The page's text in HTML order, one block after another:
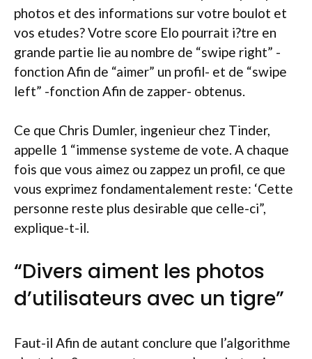
photos et des informations sur votre boulot et
vos etudes? Votre score Elo pourrait i?tre en
grande partie lie au nombre de “swipe right” -
fonction Afin de “aimer” un profil- et de “swipe
left” -fonction Afin de zapper- obtenus.
Ce que Chris Dumler, ingenieur chez Tinder,
appelle 1 “immense systeme de vote. A chaque
fois que vous aimez ou zappez un profil, ce que
vous exprimez fondamentalement reste: ‘Cette
personne reste plus desirable que celle-ci”,
explique-t-il.
“Divers aiment les photos
d’utilisateurs avec un tigre”
Faut-il Afin de autant conclure que l’algorithme